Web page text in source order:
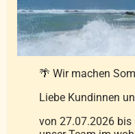
Produkt
weist
Varianten
Optionen
Versand, Service &
Versand in
Sichere
Abwicklung
🌴 Wir machen
Liebe Kundinnen
von 27.07.2026